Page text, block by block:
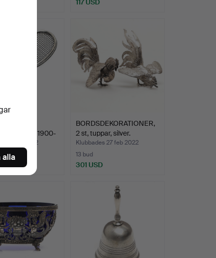
117 USD
nysilver, 1900-
27 feb 2022
BORDSDEKORATIONER,
2 st, tuppar, silver.
Klubbades 27 feb 2022
13 bud
301 USD
alla